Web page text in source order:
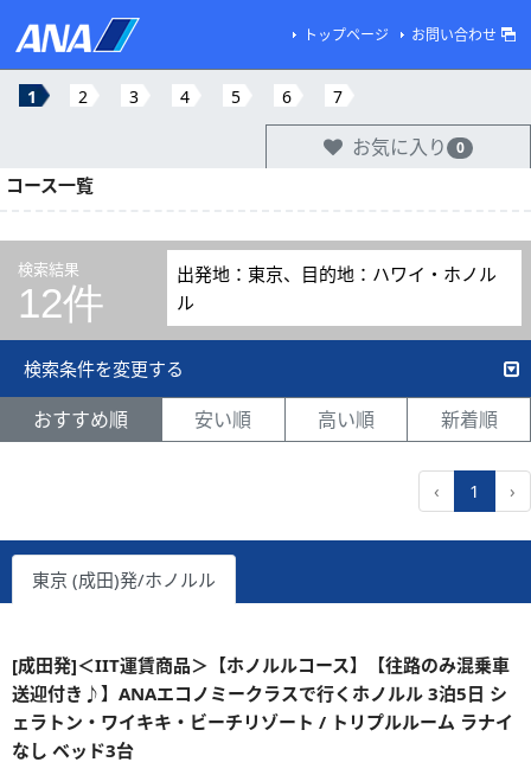
トップページ お問い合わせ
1 2 3 4 5 6 7
お気に入り 0
コース一覧
検索結果
12件
出発地：東京、目的地：ハワイ・ホノル
ル
検索条件を変更する
おすすめ順 安い順 高い順 新着順
‹ 1 ›
東京 (成田)発/ホノルル
[成田発]＜IIT運賃商品＞【ホノルルコース】【往路のみ混乗車
送迎付き♪】ANAエコノミークラスで行くホノルル 3泊5日 シ
ェラトン・ワイキキ・ビーチリゾート / トリプルルーム ラナイ
なし ベッド3台